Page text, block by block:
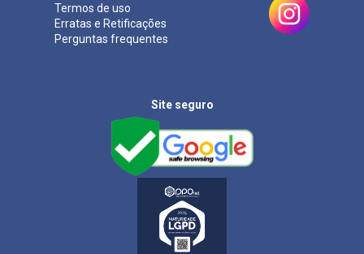
Termos de uso
Erratas e Retificações
Perguntas frequentes
Site seguro